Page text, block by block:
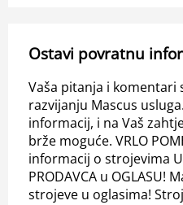
Ostavi povratnu
Vaša pitanja i komentari
razvijanju Mascus
informacij, i na Vaš
brže moguće. VRLO
informacij o strojevima
PRODAVCA u OGLASU!
strojeve u oglasima!